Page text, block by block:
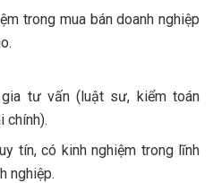
trong mua bán doanh nghiệp
gia tư vấn (luật sư, kiểm toán
chính).
tín, có kinh nghiệm trong lĩnh
nghiệp.